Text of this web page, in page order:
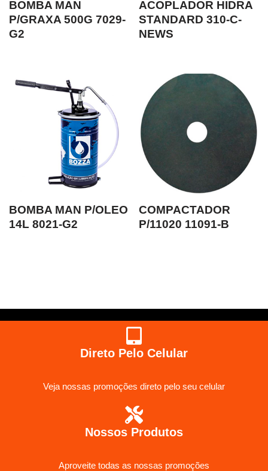
BOMBA MAN
P/GRAXA 500G 7029-
G2
ACOPLADOR HIDRA
STANDARD 310-C-
NEWS
BOMBA MAN P/OLEO
14L 8021-G2
COMPACTADOR
P/11020 11091-B
Direto Pelo Celular
Veja nossas promoções direto pelo seu celular
Nossos Produtos
Aproveite todas as nossas promoções